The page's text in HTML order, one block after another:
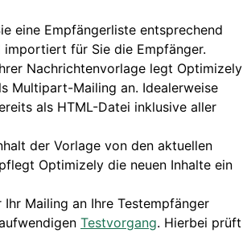
eine Empfängerliste entsprechend
für Sie die Empfänger.
Nachrichtenvorlage legt Optimizely
Multipart-Mailing an. Idealerweise
als HTML-Datei inklusive aller
der Vorlage von den aktuellen
Optimizely die neuen Inhalte ein
Ihr Mailing an Ihre Testempfänger
Testvorgang. Hierbei prüft